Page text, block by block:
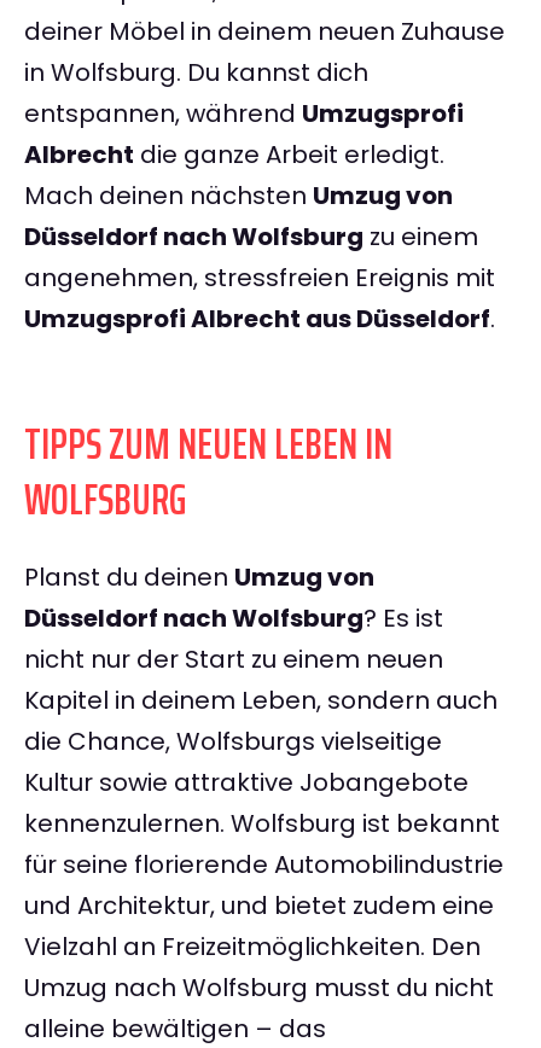
deiner Möbel in deinem neuen Zuhause
in Wolfsburg. Du kannst dich
entspannen, während Umzugsprofi
Albrecht die ganze Arbeit erledigt.
Mach deinen nächsten Umzug von
Düsseldorf nach Wolfsburg zu einem
angenehmen, stressfreien Ereignis mit
Umzugsprofi Albrecht aus Düsseldorf.
TIPPS ZUM NEUEN LEBEN IN
WOLFSBURG
Planst du deinen Umzug von
Düsseldorf nach Wolfsburg? Es ist
nicht nur der Start zu einem neuen
Kapitel in deinem Leben, sondern auch
die Chance, Wolfsburgs vielseitige
Kultur sowie attraktive Jobangebote
kennenzulernen. Wolfsburg ist bekannt
für seine florierende Automobilindustrie
und Architektur, und bietet zudem eine
Vielzahl an Freizeitmöglichkeiten. Den
Umzug nach Wolfsburg musst du nicht
alleine bewältigen – das